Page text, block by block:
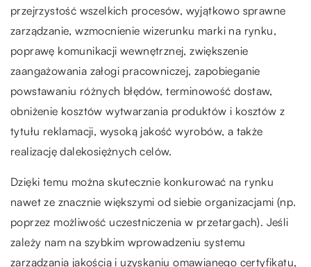
przejrzystość wszelkich procesów, wyjątkowo sprawne
zarządzanie, wzmocnienie wizerunku marki na rynku,
poprawę komunikacji wewnętrznej, zwiększenie
zaangażowania załogi pracowniczej, zapobieganie
powstawaniu różnych błędów, terminowość dostaw,
obniżenie kosztów wytwarzania produktów i kosztów z
tytułu reklamacji, wysoką jakość wyrobów, a także
realizację dalekosiężnych celów.
Dzięki temu można skutecznie konkurować na rynku
nawet ze znacznie większymi od siebie organizacjami (np.
poprzez możliwość uczestniczenia w przetargach). Jeśli
zależy nam na szybkim wprowadzeniu systemu
zarządzania jakością i uzyskaniu omawianego certyfikatu,